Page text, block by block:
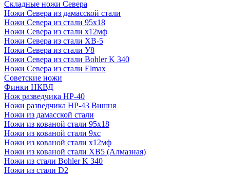
Складные ножи Севера
Ножи Севера из дамасской стали
Ножи Севера из стали 95х18
Ножи Севера из стали х12мф
Ножи Севера из стали ХВ-5
Ножи Севера из стали У8
Ножи Севера из стали Bohler K 340
Ножи Севера из стали Elmax
Советские ножи
Финки НКВД
Нож разведчика НР-40
Ножи разведчика НР-43 Вишня
Ножи из дамасской стали
Ножи из кованой стали 95х18
Ножи из кованой стали 9хс
Ножи из кованой стали х12мф
Ножи из кованой стали ХВ5 (Алмазная)
Ножи из стали Bohler K 340
Ножи из стали D2